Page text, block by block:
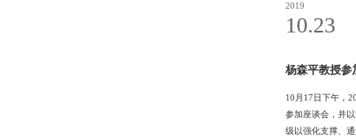
2019
10.23
杨森平教授参
10月17日下午，
参加座谈会，并
级以强化支撑、